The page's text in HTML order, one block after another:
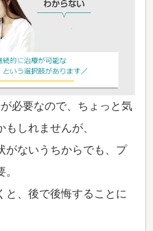
必要なので、ちょっと気
しれませんが、
がないうちからでも、プ
と、後で後悔することに